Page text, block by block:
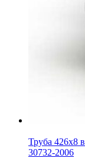
Труба
30732-2006